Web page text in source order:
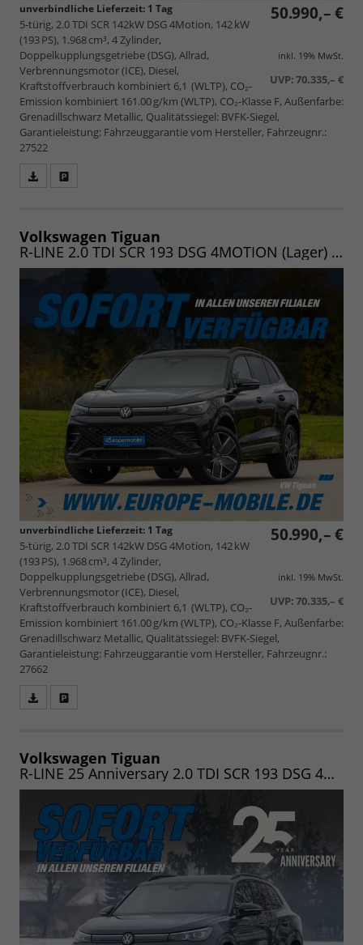
50.990,– €
inkl. 19% MwSt.
UVP:70.335,– €
unverbindliche Lieferzeit: 1 Tag
5-türig, 2.0 TDI SCR 142kW DSG 4Motion, 142 kW
(193 PS), 1.968 cm³, 4 Zylinder,
Doppelkupplungsgetriebe (DSG), Allrad,
Verbrennungsmotor (ICE), Diesel,
Kraftstoffverbrauch kombiniert 6,1 (WLTP), CO₂-
Emission kombiniert 161.00 g/km (WLTP), CO₂-Klasse F, Außenfarbe:
Grenadillschwarz Metallic, Qualitätssiegel: BVFK-Siegel,
Garantieleistung: Fahrzeuggarantie vom Hersteller, Fahrzeugnr.:
27522
speichern/drucken
Volkswagen Tiguan
R-LINE 2.0 TDI SCR 193 DSG 4MOTION (Lager) NAV.MAX/PANO/20"/KOMFORT/WINTER/LED/UVM.
50.990,– €
inkl. 19% MwSt.
UVP:70.335,– €
unverbindliche Lieferzeit: 1 Tag
5-türig, 2.0 TDI SCR 142kW DSG 4Motion, 142 kW
(193 PS), 1.968 cm³, 4 Zylinder,
Doppelkupplungsgetriebe (DSG), Allrad,
Verbrennungsmotor (ICE), Diesel,
Kraftstoffverbrauch kombiniert 6,1 (WLTP), CO₂-
Emission kombiniert 161.00 g/km (WLTP), CO₂-Klasse F, Außenfarbe:
Grenadillschwarz Metallic, Qualitätssiegel: BVFK-Siegel,
Garantieleistung: Fahrzeuggarantie vom Hersteller, Fahrzeugnr.:
27662
speichern/drucken
Volkswagen Tiguan
R-LINE 25 Anniversary 2.0 TDI SCR 193 DSG 4MOTION (Lager) NAV/MATRIX/PANO/19"/KOMFORT/WINTER/LED/UVM.